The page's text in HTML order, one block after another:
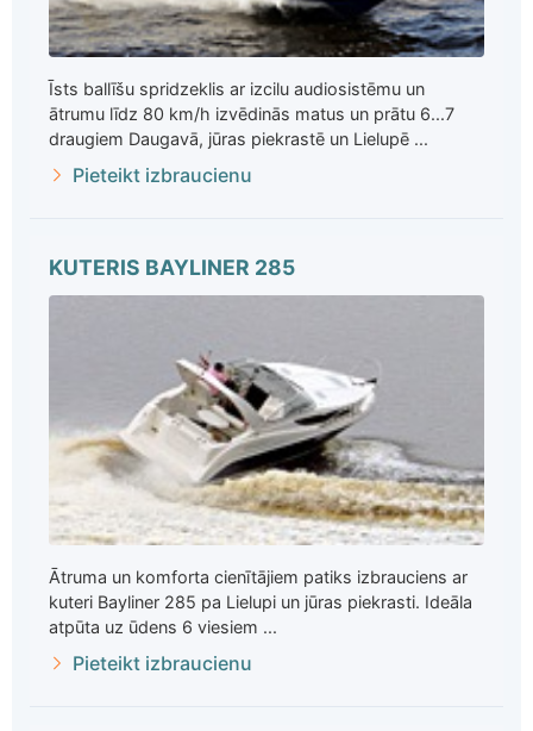
Īsts ballīšu spridzeklis ar izcilu audiosistēmu un
ātrumu līdz 80 km/h izvēdinās matus un prātu 6...7
draugiem Daugavā, jūras piekrastē un Lielupē ...
Pieteikt izbraucienu
KUTERIS BAYLINER 285
Ātruma un komforta cienītājiem patiks izbrauciens ar
kuteri Bayliner 285 pa Lielupi un jūras piekrasti. Ideāla
atpūta uz ūdens 6 viesiem ...
Pieteikt izbraucienu